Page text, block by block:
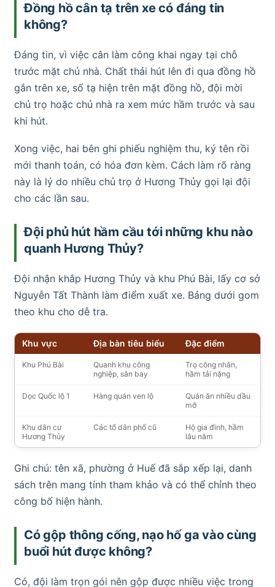
Đồng hồ cân tạ trên xe có đáng tin
không?
Đáng tin, vì việc cân làm công khai ngay tại chỗ
trước mặt chủ nhà. Chất thải hút lên đi qua đồng hồ
gắn trên xe, số tạ hiện trên mặt đồng hồ, đội mời
chủ trọ hoặc chủ nhà ra xem mức hầm trước và sau
khi hút.
Xong việc, hai bên ghi phiếu nghiệm thu, ký tên rồi
mới thanh toán, có hóa đơn kèm. Cách làm rõ ràng
này là lý do nhiều chủ trọ ở Hương Thủy gọi lại đội
cho các lần sau.
Đội phủ hút hầm cầu tới những khu nào
quanh Hương Thủy?
Đội nhận khắp Hương Thủy và khu Phú Bài, lấy cơ sở
Nguyễn Tất Thành làm điểm xuất xe. Bảng dưới gom
theo khu cho dễ tra.
Khu vực Địa bàn tiêu biểu Đặc điểm
Khu Phú Bài
Quanh khu công
nghiệp, sân bay
Trọ công nhân,
hầm tải nặng
Dọc Quốc lộ 1 Hàng quán ven lộ
Quán ăn nhiều dầu
mỡ
Khu dân cư
Hương Thủy
Các tổ dân phố cũ
Hộ gia đình, hầm
lâu năm
Ghi chú: tên xã, phường ở Huế đã sắp xếp lại, danh
sách trên mang tính tham khảo và có thể chỉnh theo
công bố hiện hành.
Có gộp thông cống, nạo hố ga vào cùng
buổi hút được không?
Có, đội làm trọn gói nên gộp được nhiều việc trong